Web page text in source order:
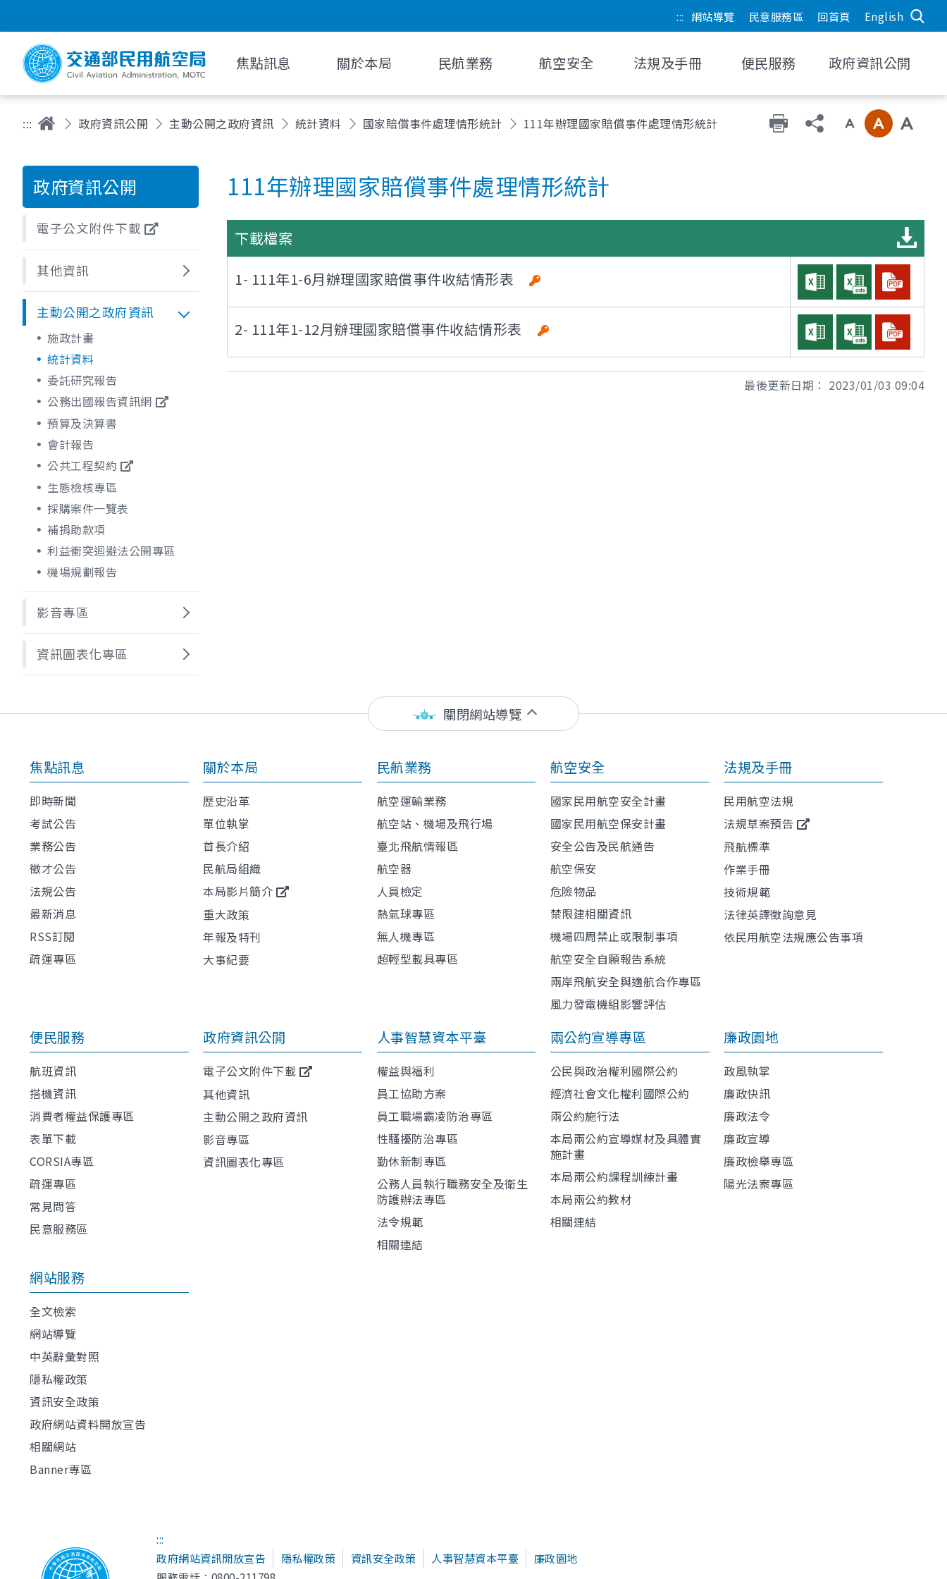
::: 網站導覽 民意服務區 回首頁 English
焦點訊息 關於本局 民航業務 航空安全 法規及手冊 便民服務 政府資訊公開
::: 政府資訊公開 主動公開之政府資訊 統計資料 國家賠償事件處理情形統計 111年辦理國家賠償事件處理情形統計
政府資訊公開
電子公文附件下載
其他資訊
主動公開之政府資訊
施政計畫
統計資料
委託研究報告
公務出國報告資訊網
預算及決算書
會計報告
公共工程契約
生態檢核專區
採購案件一覽表
補捐助款項
利益衝突迴避法公開專區
機場規劃報告
影音專區
資訊圖表化專區
111年辦理國家賠償事件處理情形統計
下載檔案
1- 111年1-6月辦理國家賠償事件收結情形表
2- 111年1-12月辦理國家賠償事件收結情形表
最後更新日期： 2023/01/03 09:04
關閉網站導覽
焦點訊息
即時新聞
考試公告
業務公告
徵才公告
法規公告
最新消息
RSS訂閱
疏運專區
關於本局
歷史沿革
單位執掌
首長介紹
民航局組織
本局影片簡介
重大政策
年報及特刊
大事紀要
民航業務
航空運輸業務
航空站、機場及飛行場
臺北飛航情報區
航空器
人員檢定
熱氣球專區
無人機專區
超輕型載具專區
航空安全
國家民用航空安全計畫
國家民用航空保安計畫
安全公告及民航通告
航空保安
危險物品
禁限建相關資訊
機場四周禁止或限制事項
航空安全自願報告系統
兩岸飛航安全與適航合作專區
風力發電機組影響評估
法規及手冊
民用航空法規
法規草案預告
飛航標準
作業手冊
技術規範
法律英譯徵詢意見
依民用航空法規應公告事項
便民服務
航班資訊
搭機資訊
消費者權益保護專區
表單下載
CORSIA專區
疏運專區
常見問答
民意服務區
政府資訊公開
電子公文附件下載
其他資訊
主動公開之政府資訊
影音專區
資訊圖表化專區
人事智慧資本平臺
權益與福利
員工協助方案
員工職場霸凌防治專區
性騷擾防治專區
勤休新制專區
公務人員執行職務安全及衛生
防護辦法專區
法令規範
相關連結
兩公約宣導專區
公民與政治權利國際公約
經濟社會文化權利國際公約
兩公約施行法
本局兩公約宣導媒材及具體實
施計畫
本局兩公約課程訓練計畫
本局兩公約教材
相關連結
廉政園地
政風執掌
廉政快訊
廉政法令
廉政宣導
廉政檢舉專區
陽光法案專區
網站服務
全文檢索
網站導覽
中英辭彙對照
隱私權政策
資訊安全政策
政府網站資料開放宣告
相關網站
Banner專區
:::
政府網站資訊開放宣告
隱私權政策 資訊安全政策 人事智慧資本平臺
廉政園地